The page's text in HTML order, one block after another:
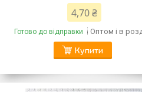
4,70 ₴
Готово до відправки Оптом і в
Купити